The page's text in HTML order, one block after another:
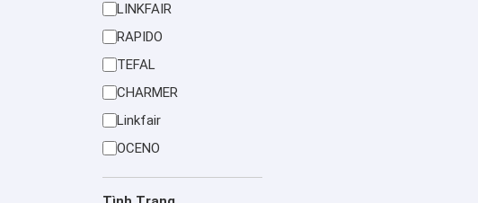
LINKFAIR
RAPIDO
TEFAL
CHARMER
Linkfair
OCENO